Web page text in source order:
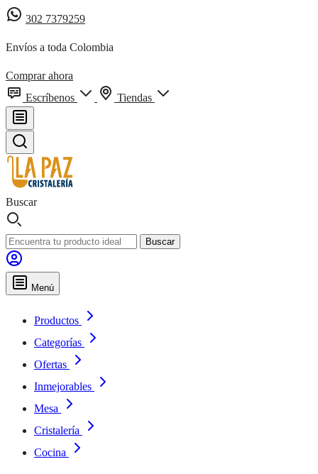
302 7379259
Envíos a toda Colombia
Comprar ahora
Escríbenos
Tiendas
Buscar
Buscar
Menú
Productos
Categorías
Ofertas
Inmejorables
Mesa
Cristalería
Cocina